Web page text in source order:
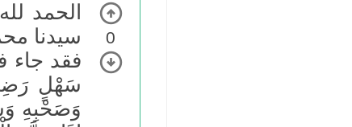
0
الحمد
سيدنا
فقد جاء
سَهْلٍ رَضِيَ
وَصَحْبِهِ